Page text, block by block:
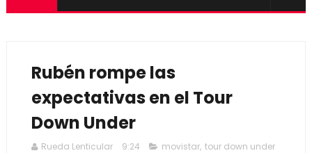
Rubén rompe las
expectativas en el Tour
Down Under
Rueda Lenticular 9:24 movistar, tour down under